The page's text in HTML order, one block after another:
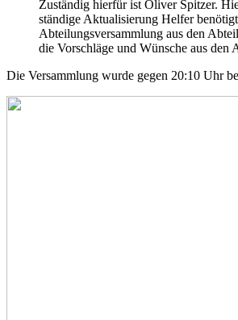
Zuständig hierfür ist Oliver Spitzer.
ständige Aktualisierung Helfer
Abteilungsversammlung aus den
die Vorschläge und Wünsche aus den
Die Versammlung wurde gegen 20:10 Uhr